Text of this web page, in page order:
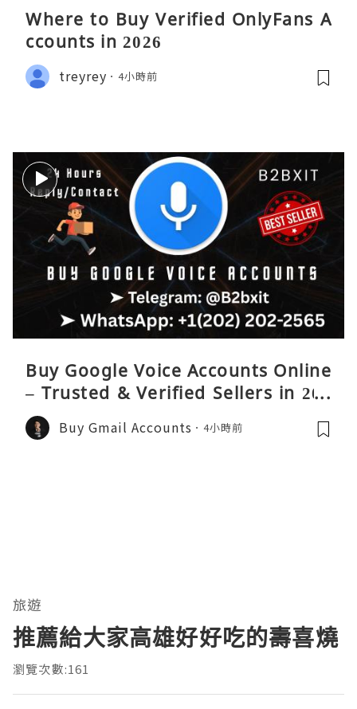
Where to Buy Verified OnlyFans A
ccounts in 2026
treyrey 4小時前
Buy Google Voice Accounts Online
– Trusted & Verified Sellers in 202
6
Buy Gmail Accounts 4小時前
旅遊
推薦給大家高雄好好吃的壽喜燒
瀏覽次數:161